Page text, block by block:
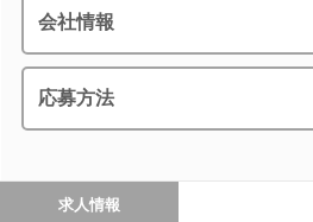
会社情報
応募方法
求人情報